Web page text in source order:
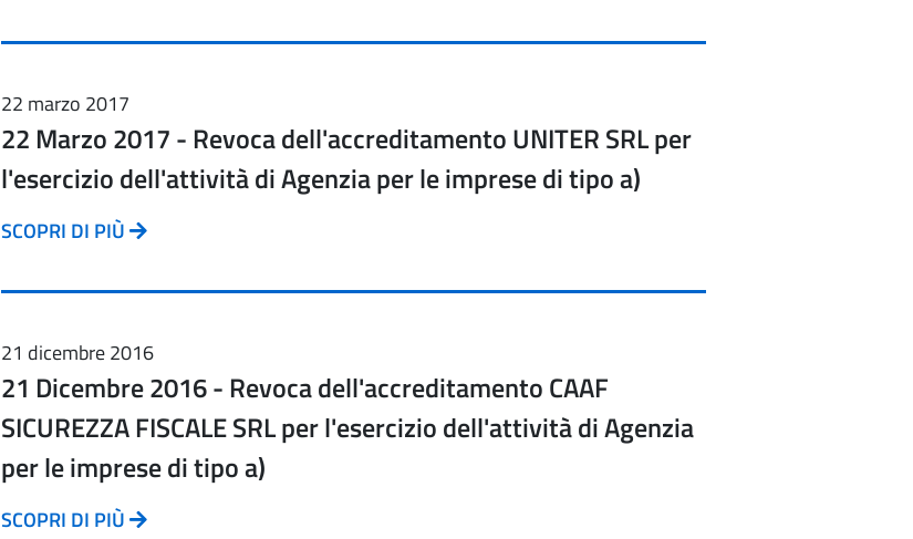
22 marzo 2017
22 Marzo 2017 - Revoca dell'accreditamento UNITER SRL per
l'esercizio dell'attività di Agenzia per le imprese di tipo a)
SCOPRI DI PIÙ
21 dicembre 2016
21 Dicembre 2016 - Revoca dell'accreditamento CAAF
SICUREZZA FISCALE SRL per l'esercizio dell'attività di Agenzia
per le imprese di tipo a)
SCOPRI DI PIÙ